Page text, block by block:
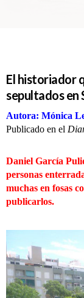
El historiador
sepultados en
Autora: Mónica
Publicado en el
Daniel García
personas
muchas en fosas
publicarlos.